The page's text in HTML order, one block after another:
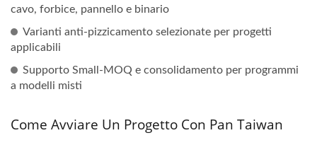
cavo, forbice, pannello e binario
Varianti anti-pizzicamento selezionate per progetti
applicabili
Supporto Small-MOQ e consolidamento per programmi
a modelli misti
Come Avviare Un Progetto Con Pan Taiwan